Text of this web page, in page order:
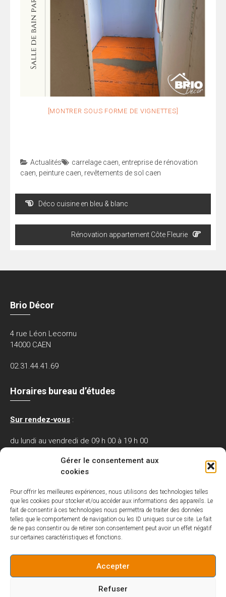
Gérer le consentement aux
cookies
Pour offrir les meilleures expériences, nous utilisons des technologies telles
que les cookies pour stocker et/ou accéder aux informations des appareils. Le
fait de consentir à ces technologies nous permettra de traiter des données
telles que le comportement de navigation ou les ID uniques sur ce site. Le fait
de ne pas consentir ou de retirer son consentement peut avoir un effet négatif
sur certaines caractéristiques et fonctions.
Accepter
Refuser
[MONTRER SOUS FORME DE VIGNETTES]
Actualités carrelage caen, entreprise de rénovation
caen, peinture caen, revêtements de sol caen
Navigation
l’article
Déco cuisine en bleu & blanc
Rénovation appartement Côte Fleurie
Brio Décor
4 rue Léon Lecornu
14000 CAEN
02.31.44.41.69
Horaires bureau d’études
Sur rendez-vous :
du lundi au vendredi de 09 h 00 à 19 h 00